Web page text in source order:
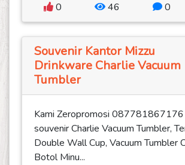
0 46 0
Souvenir Kantor Mizzu
Drinkware Charlie Vacuum
Tumbler
Kami Zeropromosi
souvenir Charlie Vacuum Tumbler,
Double Wall Cup, Vacuum Tumbler
Botol Minu...